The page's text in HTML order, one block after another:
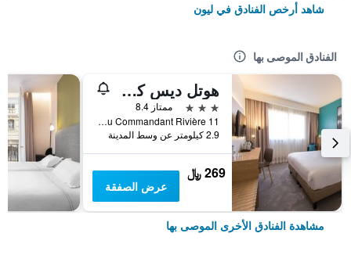
شاهد أرخص الفنادق في ليون
الفنادق الموصى بها
هوتل ديس كونجريس
3 نجوم
ممتاز 8.4
11 Place du Commandant Rivière, ليون, Lyon Metropolis, فرنسا
2.9 كيلومتر عن وسط المدينة
269 ﷼
عرض الصفقة
مشاهدة الفنادق الأخرى الموصى بها